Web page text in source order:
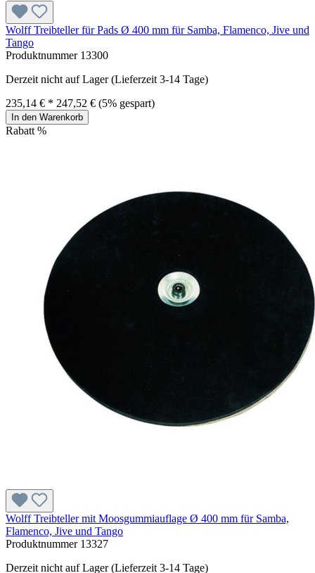
Wolff Treibteller für Pads Ø 400 mm für Samba, Flamenco, Jive und
Tango
Produktnummer 13300
Derzeit nicht auf Lager (Lieferzeit 3-14 Tage)
235,14 € * 247,52 € (5% gespart)
In den Warenkorb
Rabatt %
Wolff Treibteller mit Moosgummiauflage Ø 400 mm für Samba,
Flamenco, Jive und Tango
Produktnummer 13327
Derzeit nicht auf Lager (Lieferzeit 3-14 Tage)